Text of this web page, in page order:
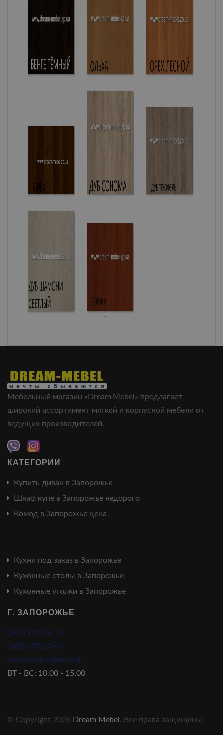
Мебельный магазин «Dream Mebel» предлагает
широкий ассортимент мягкой и корпусной мебели от
ведущих производителей.
КАТЕГОРИИ
Купить диван в Запорожье
Шкаф купе в Запорожье недорого
Комод в Запорожье цена
Кухни под заказ в Запорожье
Кухонные столы в Запорожье
Кухонные уголки в Запорожье
Г. ЗАПОРОЖЬЕ
(066) 121-06-15
(068) 447-13-04
dreammebel@ukr.net
ВТ - ВС: 10.00 - 15.00
© Copyright 2026 Dream Mebel . Все права защищены.